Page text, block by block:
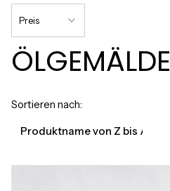
Preis
Ende der Filter
ÖLGEMÄLDE
Produktliste
Sortieren nach:
Produktname von Z bis A